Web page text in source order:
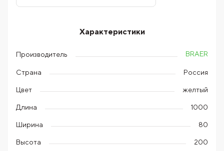
Характеристики
Производитель BRAER
Страна Россия
Цвет желтый
Длина 1000
Ширина 80
Высота 200